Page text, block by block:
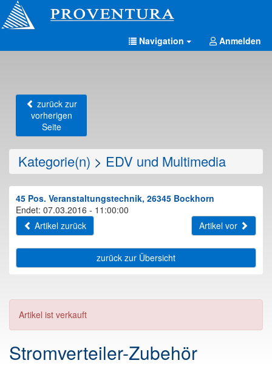
Navigation Anmelden
zurück zur
vorherigen
Seite
Kategorie(n) > EDV und Multimedia
45 Pos. Veranstaltungstechnik, 26345 Bockhorn
Endet: 07.03.2016 - 11:00:00
Artikel zurück
Artikel vor
zurück zur Übersicht
Artikel ist verkauft
Stromverteiler-Zubehör